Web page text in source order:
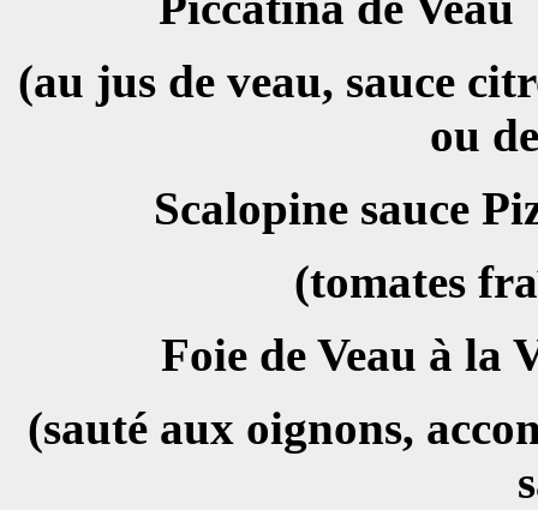
(au jus de veau, sauce
ou
Scalopine
(tomates
Foie de Veau à
(sauté aux oignons,